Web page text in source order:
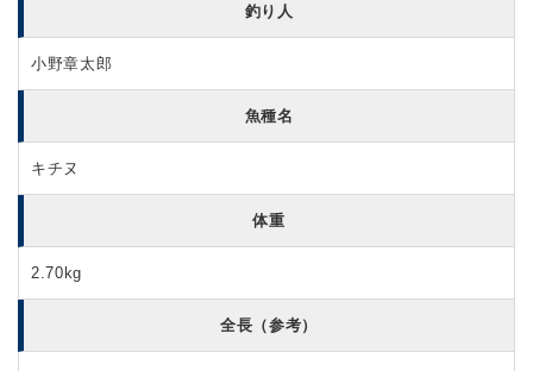
釣り人
小野章太郎
魚種名
キチヌ
体重
2.70kg
全長（参考）